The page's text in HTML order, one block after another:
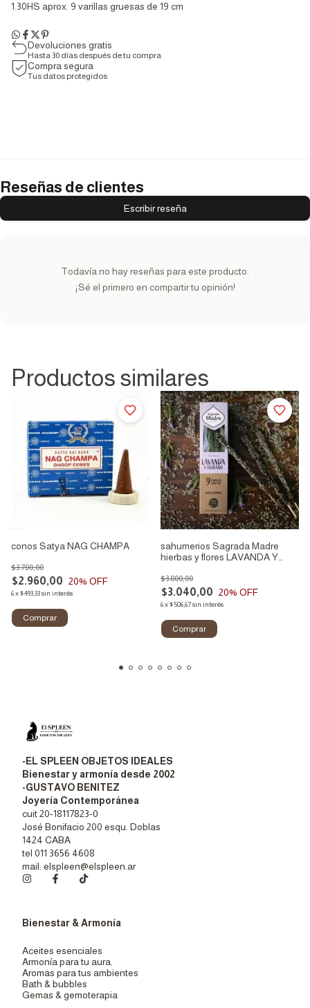
1.30HS aprox. 9 varillas gruesas de 19 cm
Devoluciones gratis
Hasta 30 días después de tu compra
Compra segura
Tus datos protegidos
Reseñas de clientes
Escribir reseña
Todavía no hay reseñas para este producto.
¡Sé el primero en compartir tu opinión!
Productos similares
conos Satya NAG CHAMPA
$2.960,00
$3.700,00
20% OFF
6x$493,33sin interés
sahumerios Sagrada Madre
hierbas y flores LAVANDA Y
$3.040,00
$3.800,00
20% OFF
6x$506,67sin interés
-EL SPLEEN OBJETOS IDEALES
Bienestar y armonía desde 2002
-GUSTAVO BENITEZ
Joyería Contemporánea
cuit 20-18117823-0
José Bonifacio 200 esqu. Doblas
1424 CABA
tel 011 3656 4608
mail: elspleen@elspleen.ar
Bienestar & Armonía
Aceites esenciales
Armonía para tu aura.
Aromas para tus ambientes
Bath & bubbles
Gemas & gemoterapia